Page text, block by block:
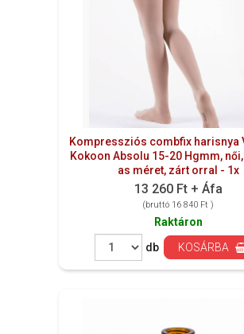
Kompressziós combfix harisnya
Kokoon Absolu 15-20 Hgmm,
as méret, zárt orral - 1x
13 260 Ft + Áfa
(bruttó 16 840 Ft )
Raktáron
db
KOSÁRBA